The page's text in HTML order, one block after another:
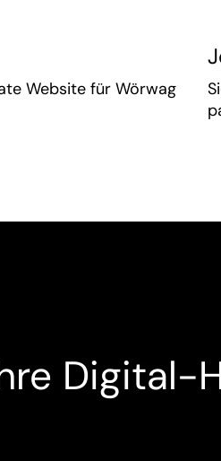
Website für Wörwag
Digital-